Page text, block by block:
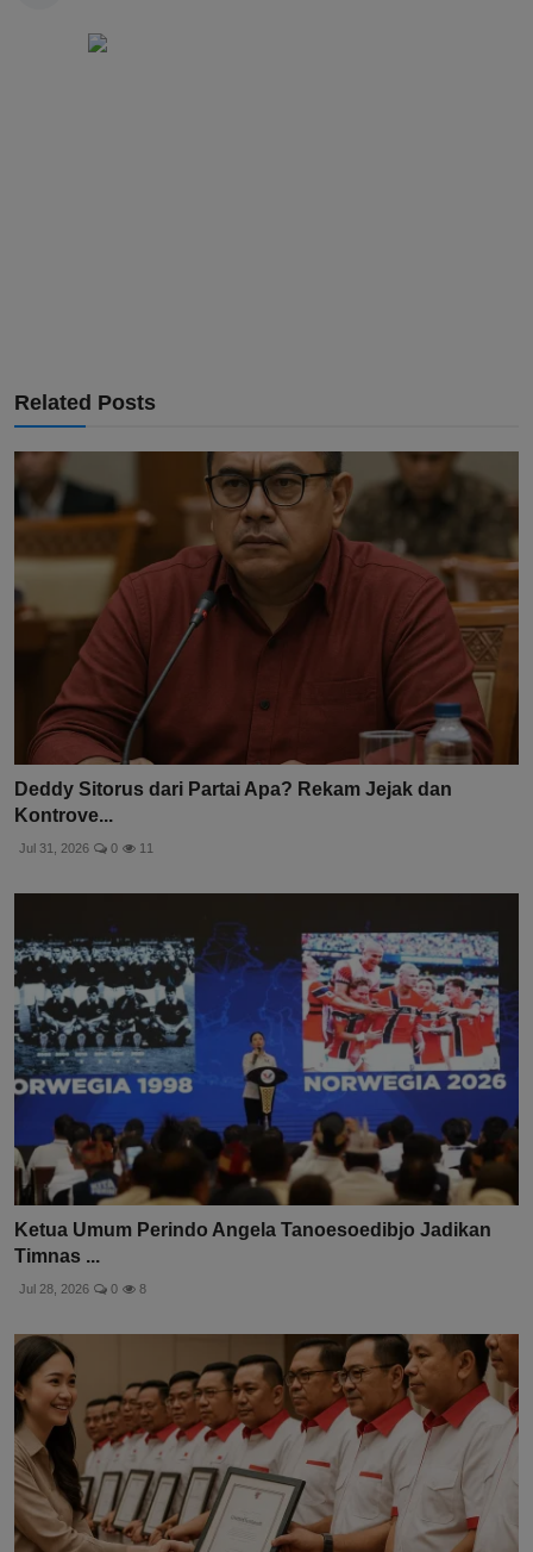
Related Posts
Deddy Sitorus dari Partai Apa? Rekam Jejak dan
Kontrove...
Jul 31, 2026 0 11
Ketua Umum Perindo Angela Tanoesoedibjo Jadikan
Timnas ...
Jul 28, 2026 0 8